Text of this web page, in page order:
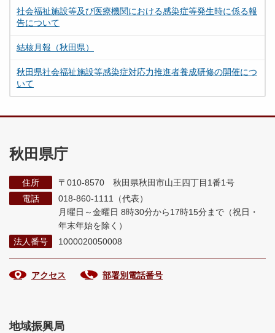
社会福祉施設等及び医療機関における感染症等発生時に係る報
告について
結核月報（秋田県）
秋田県社会福祉施設等感染症対応力推進者養成研修の開催につ
いて
秋田県庁
住所
〒010-8570 秋田県秋田市山王四丁目1番1号
電話
018-860-1111（代表）
月曜日～金曜日 8時30分から17時15分まで （祝日・
年末年始を除く）
法人番号
1000020050008
アクセス 部署別電話番号
地域振興局